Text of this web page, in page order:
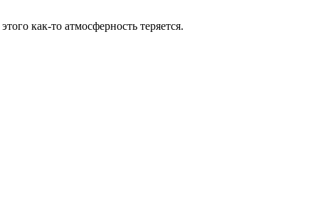
как-то атмосферность теряется.